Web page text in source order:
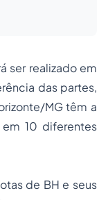
ser realizado em
das partes,
MG têm a
10 diferentes
de BH e seus